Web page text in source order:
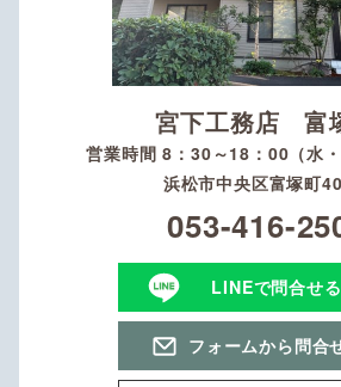
宮下工務店 富
営業時間 8：30～18：00（水・
浜松市中央区富塚町
053-416-
LINEで問合せる
フォームから問合